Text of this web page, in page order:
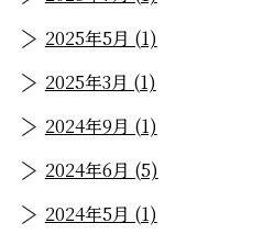
2025年5月 (1)
2025年3月 (1)
2024年9月 (1)
2024年6月 (5)
2024年5月 (1)